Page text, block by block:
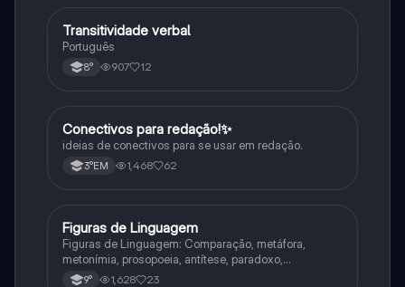
Português
Transitividade verbal
Português
8° 907 12
Português
Conectivos para redação!✨
ideias de conectivos para se usar em redação.
3°EM 1,468 62
Português
Figuras de Linguagem
Figuras de Linguagem: Comparação, metáfora,
metonímia, prosopoeia, antítese, paradoxo,
eufemismo, hipérbole e onomatopeia
9° 1,628 23